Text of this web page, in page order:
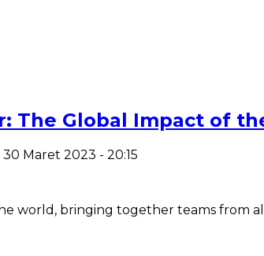
The Global Impact of
30 Maret 2023 - 20:15
world, bringing together teams from